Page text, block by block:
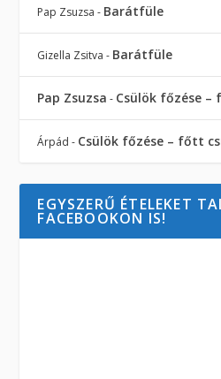
Pap Zsuzsa - Barátfüle
Gizella Zsitva - Barátfüle
Pap Zsuzsa - Csülök főzése
Árpád - Csülök főzése – főtt
EGYSZERŰ ÉTELEKET
FACEBOOKON IS!